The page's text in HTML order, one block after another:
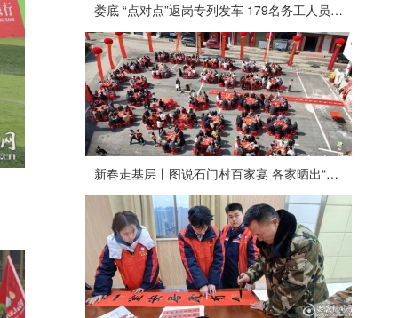
娄底 “点对点”返岗专列发车 179名务工人员免费赴沪
新春走基层丨图说石门村百家宴 各家晒出“拿手菜”